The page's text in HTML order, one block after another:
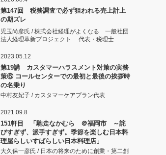
第147回 税務調査で必ず狙われる売上計上
の期ズレ
児玉尚彦氏 / 株式会社経理がよくなる 一般社団
法人経理革新プロジェクト 代表・税理士
2023.05.12
第19講 カスタマーハラスメント対策の実務
策⑥ コールセンターでの最初と最後の挨拶時
の名乗り
中村友妃子 / カスタマーケアプラン代表
2021.09.8
151軒目 「馳走なかむら ＠福岡市 ～詫
びすぎず、派手すぎず。季節を楽しむ日本料
理屋らしいすばらしい日本料理店」
大久保一彦氏 / 日本の将来のために創業・第二創